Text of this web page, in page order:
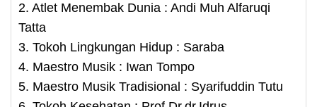
2. Atlet Menembak Dunia : Andi Muh Alfaruqi
Tatta
3. Tokoh Lingkungan Hidup : Saraba
4. Maestro Musik : Iwan Tompo
5. Maestro Musik Tradisional : Syarifuddin Tutu